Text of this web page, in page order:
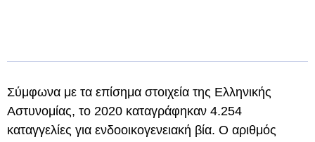
Σύμφωνα με τα επίσημα στοιχεία της Ελληνικής
Αστυνομίας, το 2020 καταγράφηκαν 4.254
καταγγελίες για ενδοοικογενειακή βία. Ο αριθμός